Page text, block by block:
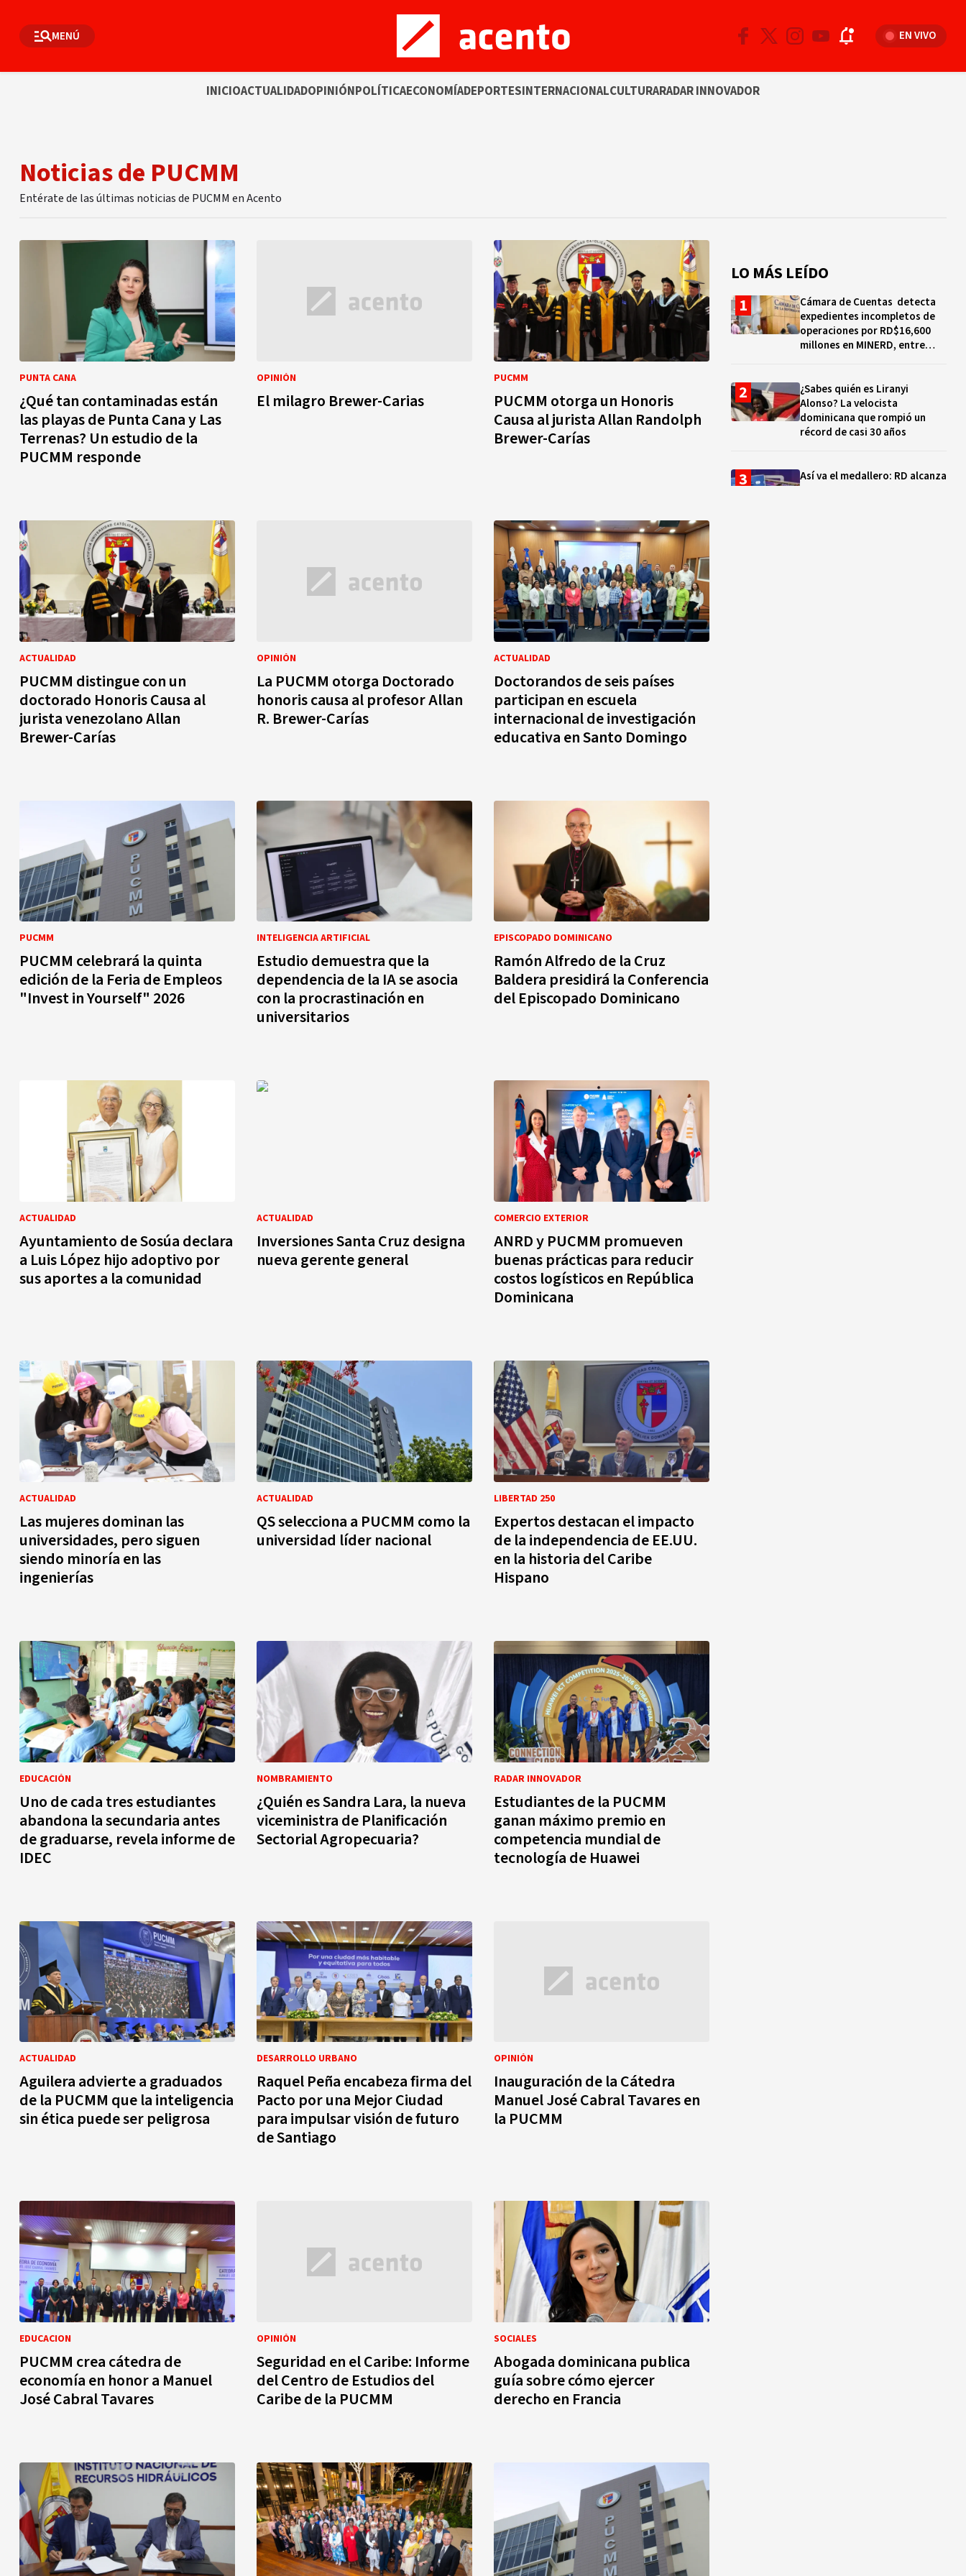
MENÚ EN VIVO
INICIOACTUALIDADOPINIÓNPOLÍTICAECONOMÍADEPORTESINTERNACIONALCULTURARADAR INNOVADOR
Noticias de PUCMM
Entérate de las últimas noticias de PUCMM en Acento
PUNTA CANA
¿Qué tan contaminadas están
las playas de Punta Cana y Las
Terrenas? Un estudio de la
PUCMM responde
OPINIÓN
El milagro Brewer-Carias
PUCMM
PUCMM otorga un Honoris
Causa al jurista Allan Randolph
Brewer-Carías
ACTUALIDAD
PUCMM distingue con un
doctorado Honoris Causa al
jurista venezolano Allan
Brewer-Carías
OPINIÓN
La PUCMM otorga Doctorado
honoris causa al profesor Allan
R. Brewer-Carías
ACTUALIDAD
Doctorandos de seis países
participan en escuela
internacional de investigación
educativa en Santo Domingo
PUCMM
PUCMM celebrará la quinta
edición de la Feria de Empleos
"Invest in Yourself" 2026
INTELIGENCIA ARTIFICIAL
Estudio demuestra que la
dependencia de la IA se asocia
con la procrastinación en
universitarios
EPISCOPADO DOMINICANO
Ramón Alfredo de la Cruz
Baldera presidirá la Conferencia
del Episcopado Dominicano
ACTUALIDAD
Ayuntamiento de Sosúa declara
a Luis López hijo adoptivo por
sus aportes a la comunidad
ACTUALIDAD
Inversiones Santa Cruz designa
nueva gerente general
COMERCIO EXTERIOR
ANRD y PUCMM promueven
buenas prácticas para reducir
costos logísticos en República
Dominicana
ACTUALIDAD
Las mujeres dominan las
universidades, pero siguen
siendo minoría en las
ingenierías
ACTUALIDAD
QS selecciona a PUCMM como la
universidad líder nacional
LIBERTAD 250
Expertos destacan el impacto
de la independencia de EE.UU.
en la historia del Caribe
Hispano
EDUCACIÓN
Uno de cada tres estudiantes
abandona la secundaria antes
de graduarse, revela informe de
IDEC
NOMBRAMIENTO
¿Quién es Sandra Lara, la nueva
viceministra de Planificación
Sectorial Agropecuaria?
RADAR INNOVADOR
Estudiantes de la PUCMM
ganan máximo premio en
competencia mundial de
tecnología de Huawei
ACTUALIDAD
Aguilera advierte a graduados
de la PUCMM que la inteligencia
sin ética puede ser peligrosa
DESARROLLO URBANO
Raquel Peña encabeza firma del
Pacto por una Mejor Ciudad
para impulsar visión de futuro
de Santiago
OPINIÓN
Inauguración de la Cátedra
Manuel José Cabral Tavares en
la PUCMM
EDUCACION
PUCMM crea cátedra de
economía en honor a Manuel
José Cabral Tavares
OPINIÓN
Seguridad en el Caribe: Informe
del Centro de Estudios del
Caribe de la PUCMM
SOCIALES
Abogada dominicana publica
guía sobre cómo ejercer
derecho en Francia
LO MÁS LEÍDO
Cámara de Cuentas detecta
expedientes incompletos de
operaciones por RD$16,600
millones en MINERD, entre
¿Sabes quién es Liranyi
Alonso? La velocista
dominicana que rompió un
récord de casi 30 años
Así va el medallero: RD alcanza